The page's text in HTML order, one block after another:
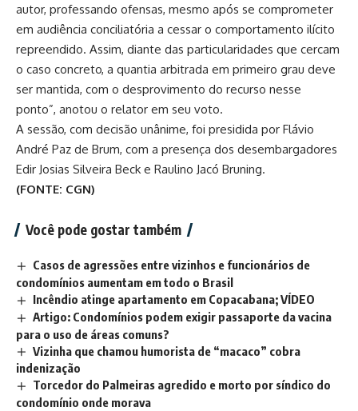
autor, professando ofensas, mesmo após se comprometer
em audiência conciliatória a cessar o comportamento ilícito
repreendido. Assim, diante das particularidades que cercam
o caso concreto, a quantia arbitrada em primeiro grau deve
ser mantida, com o desprovimento do recurso nesse
ponto”, anotou o relator em seu voto.
A sessão, com decisão unânime, foi presidida por Flávio
André Paz de Brum, com a presença dos desembargadores
Edir Josias Silveira Beck e Raulino Jacó Bruning.
(FONTE: CGN)
Você pode gostar também
Casos de agressões entre vizinhos e funcionários de
condomínios aumentam em todo o Brasil
Incêndio atinge apartamento em Copacabana; VÍDEO
Artigo: Condomínios podem exigir passaporte da vacina
para o uso de áreas comuns?
Vizinha que chamou humorista de “macaco” cobra
indenização
Torcedor do Palmeiras agredido e morto por síndico do
condomínio onde morava